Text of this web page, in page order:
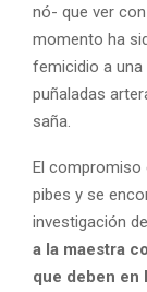
nó- que ver
momento ha
femicidio a una
puñaladas
saña.
El compromiso
pibes y se
investigación
a la maestra
que deben en